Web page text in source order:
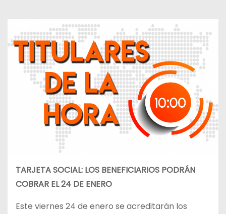
TARJETA SOCIAL: LOS BENEFICIARIOS PODRÁN
COBRAR EL 24 DE ENERO
Este viernes 24 de enero se acreditarán los